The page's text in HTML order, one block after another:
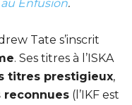
Enfusion.
Tate s’inscrit
. Ses titres à l’ISKA
titres prestigieux,
reconnues (l’IKF est